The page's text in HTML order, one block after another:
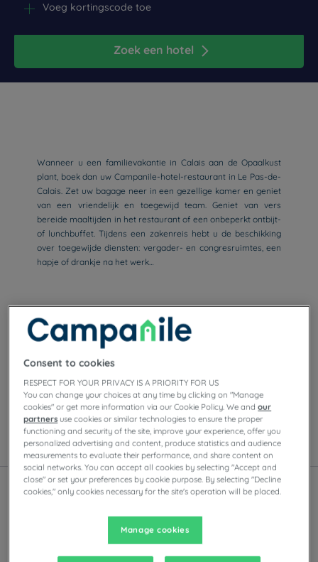
Zoek een hotel
Voeg kortingscode toe
Wanneer u een familievakantie in Calais aan de Opaalkust
plant, boek dan uw Campanile-hotel-restaurant in Le Pas-de-
Calais. Zet uw bagage neer in een gezellige kamer en geniet
van een vriendelijk en toegewijd team. Geniet van vers
bereide maaltijden in het restaurant of een onbeperkt ontbijt-
of lunchbuffet. Tijdens een zakenreis hebt u de beschikking
over toegewijde diensten: vergader- en congresruimtes, een
hapje of drankje na het werk…
Onze hotels in Calais
Geniet van het comfort van Campanile-kamers in
privéparkeergelegenheid, vergaderzalen, restaurants
met zelfbedieningsbuffetten of à-la-carte-gerechten,
evenals avondentertainment.
Lijst Kaart
Consent to cookies
RESPECT FOR YOUR PRIVACY IS A PRIORITY FOR US
You can change your choices at any time by clicking on "Manage
cookies" or get more information via our Cookie Policy. We andour
partners use cookies or similar technologies to ensure the proper
functioning and security of the site, improve your experience, offer you
personalized advertising and content, produce statistics and audience
measurements to evaluate their performance, and share content on
social networks. You can accept all cookies by selecting "Accept and
close" or set your preferences by cookie purpose. By selecting "Decline
cookies," only cookies necessary for the site's operation will be placed.
Manage cookies